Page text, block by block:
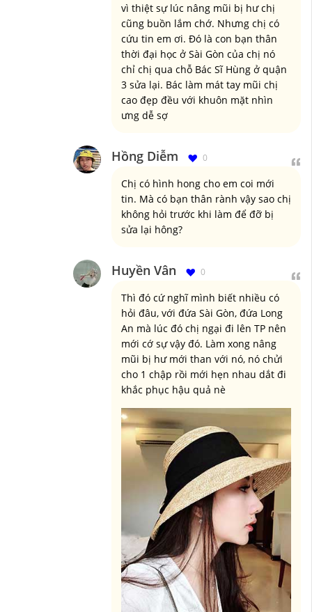
vì thiệt sự lúc nâng mũi bị hư chị
cũng buồn lắm chớ. Nhưng chị có
cứu tin em ơi. Đó là con bạn thân
thời đại học ở Sài Gòn của chị nó
chỉ chị qua chỗ Bác Sĩ Hùng ở quận
3 sửa lại. Bác làm mát tay mũi chị
cao đẹp đều với khuôn mặt nhìn
ưng dễ sợ
Hồng Diễm 0
Chị có hình hong cho em coi mới
tin. Mà có bạn thân rành vậy sao chị
không hỏi trước khi làm để đỡ bị
sửa lại hông?
Huyền Vân 0
Thì đó cứ nghĩ mình biết nhiều có
hỏi đâu, với đứa Sài Gòn, đứa Long
An mà lúc đó chị ngại đi lên TP nên
mới cớ sự vậy đó. Làm xong nâng
mũi bị hư mới than với nó, nó chửi
cho 1 chập rồi mới hẹn nhau dắt đi
khắc phục hậu quả nè